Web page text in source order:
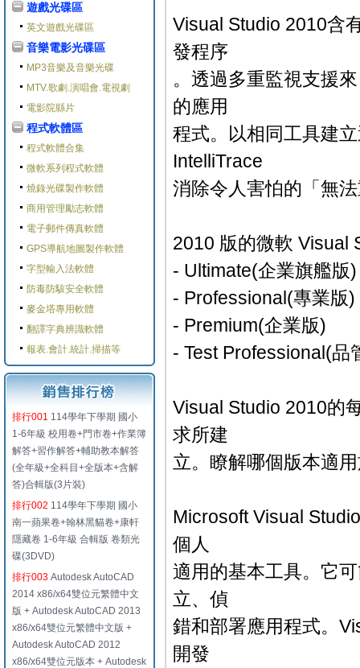
遊戲光碟區
英文遊戲光碟區
音樂電影光碟區
MP3音樂及音樂光碟
MTV.歌劇.演唱會.電視劇
電影院縣片
程式軟體區
程式軟體合集
微軟系列程式軟體
燒錄光碟製作軟體
商用管理勵志軟體
電子郵件傳真軟體
GPS導航地圖製作軟體
字型輸入法軟體
防毒防駭安全軟體
麥金塔專用軟體
翻譯字典辨識軟體
報表.會計.統計.掃描等
排行001 114學年下學期 國小
1-6年級 校用卷+門市卷+作業簿
解答+習作解答+輔助教本解答
(全年級+全科目+全版本+含解
答)合輯版(3片裝)
排行002 114學年下學期 國小
南一蘋果卷+翰林黑貓卷+康軒
隱藏卷 1-6年級 合輯版 卷類光
碟(3DVD)
排行003 Autodesk AutoCAD
2014 x86/x64雙位元繁體中文
版 + Autodesk AutoCAD 2013
x86/x64雙位元繁體中文版 +
Autodesk AutoCAD 2012
x86/x64雙位元版本 + Autodesk
Visual Studio 2010含
發程序
。透過多重監視支援
的應用
程式。以相同工具建
IntelliTrace
消除令人害怕的「無
2010 版的微軟 Visual
- Ultimate(企業旗艦版)
- Professional(專業版)
- Premium(企業版)
- Test Professional(品
Visual Studio 2010的
求所建
立。瞭解哪個版本適
Microsoft Visual
個人
適用的基本工具。它
立、偵
錯和部署應用程式。
開發